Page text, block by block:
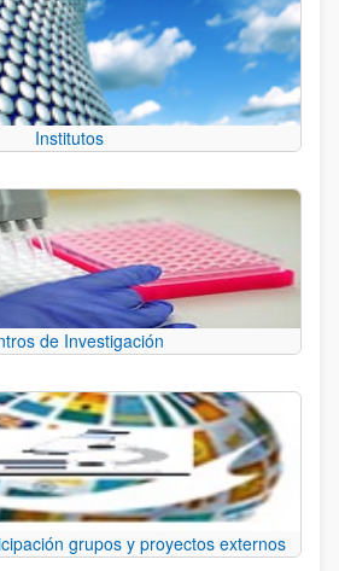
Institutos
de Investigación
grupos y proyectos externos